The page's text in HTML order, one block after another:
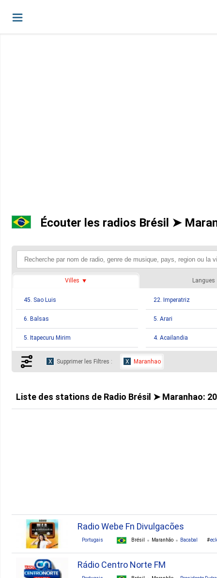
Écouter les radios Brésil ➤
Villes Langues
45. Sao Luis 22. Imperatriz
6. Balsas 5. Arari
5. Itapecuru Mirim 4. Acailandia
4. Lago Da Pedra
3. Porto Franco 3. Porto Rico Do
Supprimer les Filtres : Maranhao
Liste des stations de Radio Brésil ➤ Maranhao:
Radio Webe Fn Divulgacões
Portugais Brésil Maranhão Bacabal
Rádio Centro Norte FM